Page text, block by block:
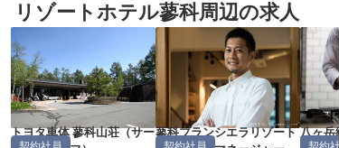
ックイン業務の管理にとどまらず、
VIPや上級会員への対応、苦情や館
内トラブルの解決、部署内の収入と
支出の管理、スタッフの有給休暇・
勤怠の管理まで担っていただきま
す。ゲストが最初に向き合う部門
を、人と数字の両面から動かすポジ
ションです。 【Operaの知見と、3
年以上の現場感が土台になります】
フロントオフィスやゲストサービス
でのご経験を土台に、チーム運営へ
踏み出していただけます。ホテルの
運営だけでなく、軽井沢の地域活性
館です。 プレイングマネージャー
として、フロント業務から夕朝食の
おもてなしまで、多岐にわたる接客
業務を通じて、お客様の旅を最高の
思い出にするお手伝いをお願いしま
す。お客様一人ひとりに寄り添い、
細やかな気配りで感動を創造する、
そんなやりがいを日々感じられる環
境です。 あなたの経験と「おもて
なしの心」を存分に発揮してくださ
い。 ーー【経験を活かし、安定と
成長を叶える職場】 これまでの宿
泊業でのご経験やマネジメントスキ
ィを提供
しい毎日
しょう
用形態で
に輝か
月08日時
リゾートホテル蓼科周辺の求人
トヨタ車体 蓼科山荘（サー蓼科ブランシエラリゾート 八ヶ岳